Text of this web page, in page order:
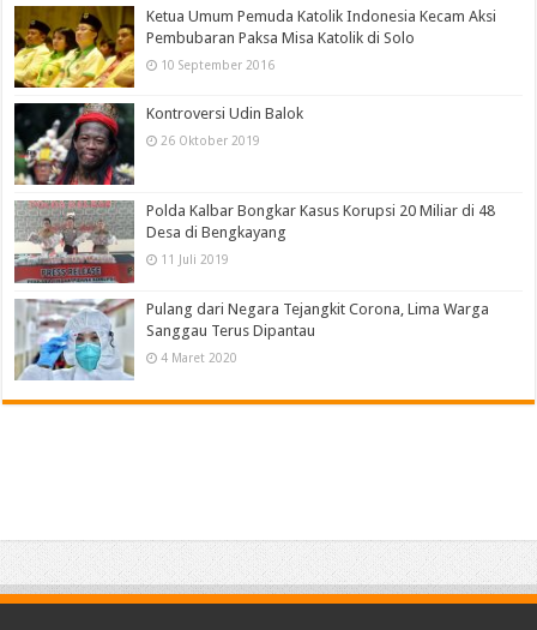
Ketua Umum Pemuda Katolik Indonesia Kecam Aksi
Pembubaran Paksa Misa Katolik di Solo
10 September 2016
Kontroversi Udin Balok
26 Oktober 2019
Polda Kalbar Bongkar Kasus Korupsi 20 Miliar di 48
Desa di Bengkayang
11 Juli 2019
Pulang dari Negara Tejangkit Corona, Lima Warga
Sanggau Terus Dipantau
4 Maret 2020